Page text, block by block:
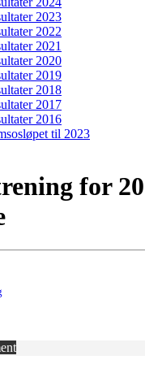
2023
2022
2021
2020
2019
2018
2017
2016
til 2023
for